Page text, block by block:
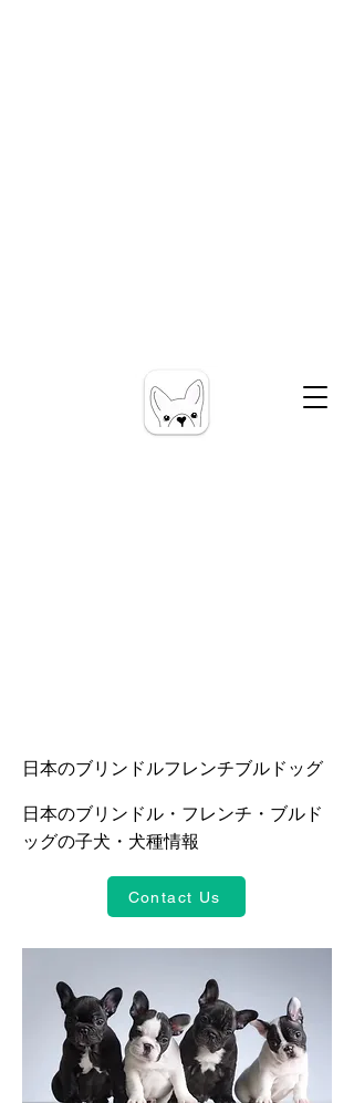
日本のブリンドルフレンチブルドッグ
日本のブリンドル・フレンチ・ブルド
ッグの子犬・犬種情報
Contact Us